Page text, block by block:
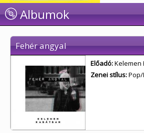
Albumok
Fehér angyal
Előadó:Kelemen
Zenei stílus:Pop/